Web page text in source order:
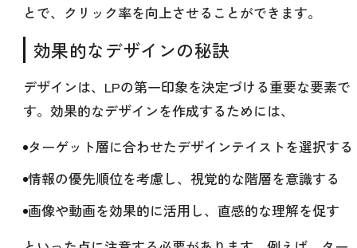
とで、クリック率を向上させることができます。
効果的なデザインの秘訣
デザインは、LPの第一印象を決定づける重要な要素で
す。効果的なデザインを作成するためには、
ターゲット層に合わせたデザインテイストを選択する
情報の優先順位を考慮し、視覚的な階層を意識する
画像や動画を効果的に活用し、直感的な理解を促す